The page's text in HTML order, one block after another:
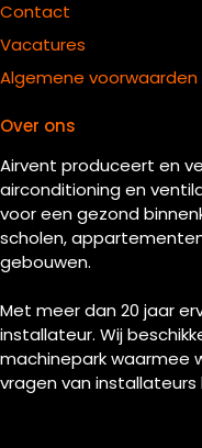
Contact
Vacatures
Algemene voorwaarden
Over ons
Airvent produceert en
airconditioning en
voor een gezond
scholen,
gebouwen.
Met meer dan 20 jaar
installateur. Wij
machinepark waarmee
vragen van